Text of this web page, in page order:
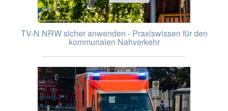
TV-N NRW sicher anwenden - Praxiswissen für den
kommunalen Nahverkehr